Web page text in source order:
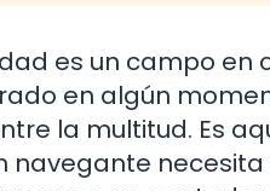
es un campo en
en algún
la multitud. Es
navegante